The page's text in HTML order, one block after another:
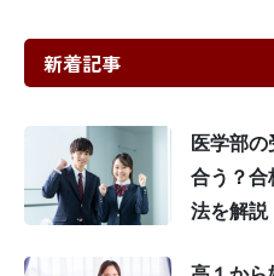
新着記事
医学部
合う？
法を解説